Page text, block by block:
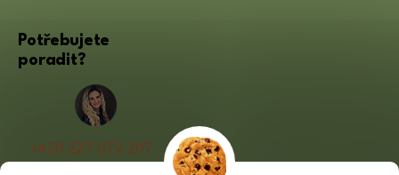
Potřebujete
poradit?
+420 227 072 207
(Po - Pá 9:00 - 17:00)